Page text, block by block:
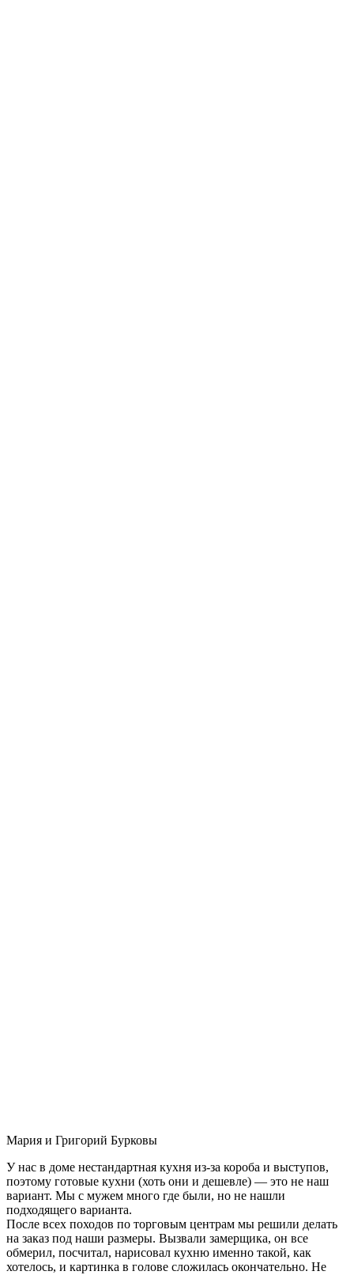
Мария и Григорий Бурковы
У нас в доме нестандартная кухня из-за короба и выступов,
поэтому готовые кухни (хоть они и дешевле) — это не наш
вариант. Мы с мужем много где были, но не нашли
подходящего варианта.
После всех походов по торговым центрам мы решили делать
на заказ под наши размеры. Вызвали замерщика, он все
обмерил, посчитал, нарисовал кухню именно такой, как
хотелось, и картинка в голове сложилась окончательно. Не